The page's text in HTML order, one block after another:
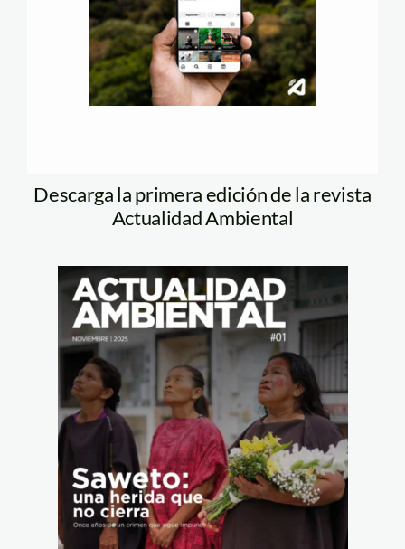
Descarga la primera edición de la revista
Actualidad Ambiental